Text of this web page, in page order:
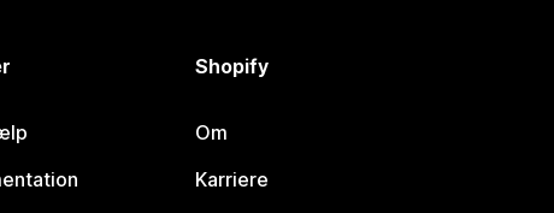
Shopify
Om
Karriere